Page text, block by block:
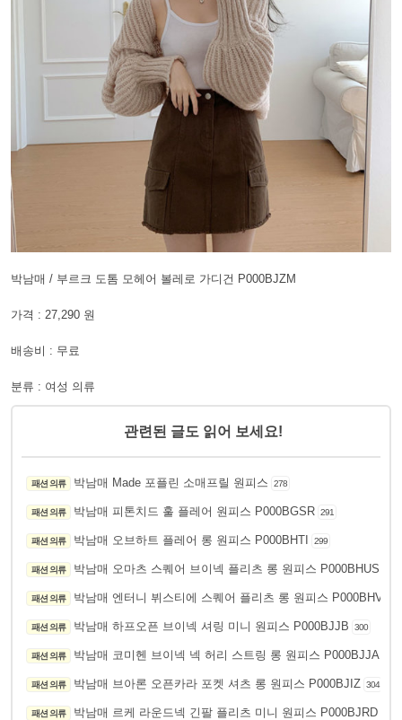
박남매 / 부르크 도톰 모헤어 볼레로 가디건 P000BJZM
가격 : 27,290 원
배송비 : 무료
분류 : 여성 의류
관련된 글도 읽어 보세요!
패션 의류 박남매 Made 포플린 소매프릴 원피스 278
패션 의류 박남매 피톤치드 훌 플레어 원피스 P000BGSR 291
패션 의류 박남매 오브하트 플레어 롱 원피스 P000BHTI 299
패션 의류 박남매 오마츠 스퀘어 브이넥 플리츠 롱 원피스 P000BHUS
패션 의류 박남매 엔터니 뷔스티에 스퀘어 플리츠 롱 원피스 P000BHVG
패션 의류 박남매 하프오픈 브이넥 셔링 미니 원피스 P000BJJB 300
패션 의류 박남매 코미헨 브이넥 넥 허리 스트링 롱 원피스 P000BJJA
패션 의류 박남매 브아론 오픈카라 포켓 셔츠 롱 원피스 P000BJIZ 304
패션 의류 박남매 르케 라운드넥 긴팔 플리츠 미니 원피스 P000BJRD